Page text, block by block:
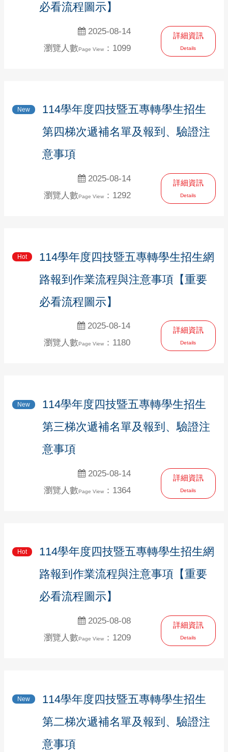
必看流程圖示】
2025-08-14
瀏覽人數Page View：1099
詳細資訊
Details
New
114學年度四技暨五專轉學生招生
第四梯次遞補名單及報到、驗證注
意事項
2025-08-14
瀏覽人數Page View：1292
詳細資訊
Details
Hot
114學年度四技暨五專轉學生招生網
路報到作業流程與注意事項【重要
必看流程圖示】
2025-08-14
瀏覽人數Page View：1180
詳細資訊
Details
New
114學年度四技暨五專轉學生招生
第三梯次遞補名單及報到、驗證注
意事項
2025-08-14
瀏覽人數Page View：1364
詳細資訊
Details
Hot
114學年度四技暨五專轉學生招生網
路報到作業流程與注意事項【重要
必看流程圖示】
2025-08-08
瀏覽人數Page View：1209
詳細資訊
Details
New
114學年度四技暨五專轉學生招生
第二梯次遞補名單及報到、驗證注
意事項